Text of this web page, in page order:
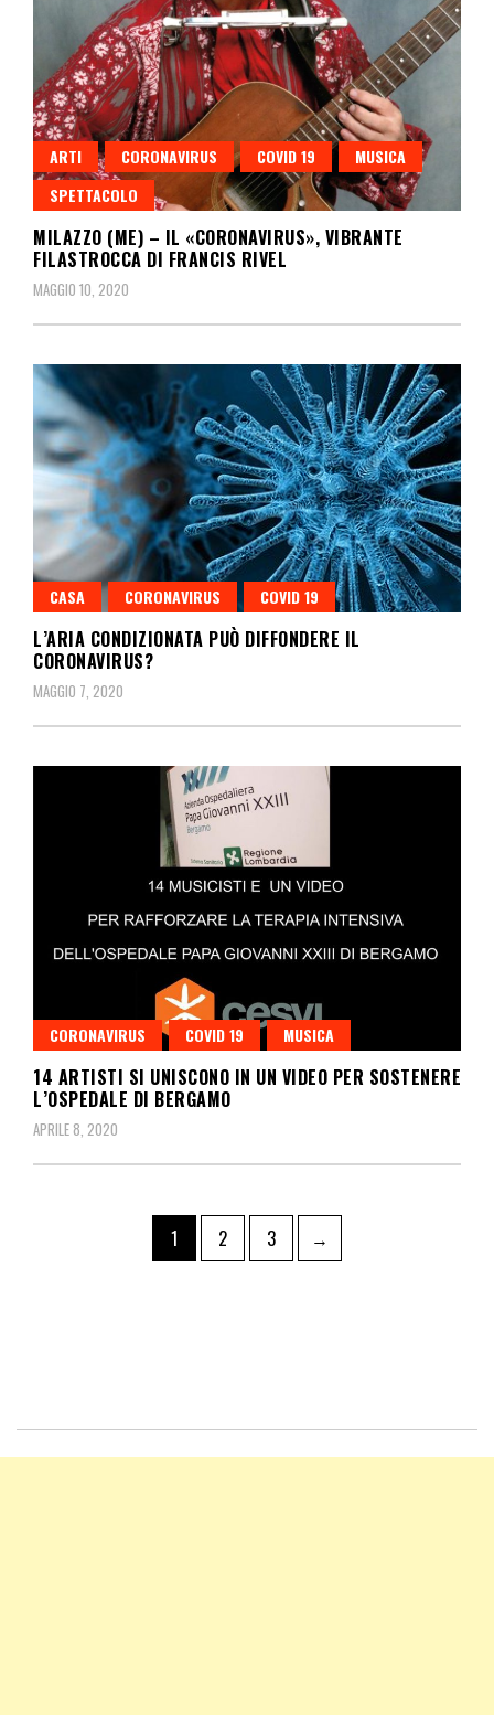
ARTI CORONAVIRUS COVID 19
MUSICA
SPETTACOLO
MILAZZO (ME) – IL «CORONAVIRUS», VIBRANTE
FILASTROCCA DI FRANCIS RIVEL
MAGGIO 10, 2020
CASA CORONAVIRUS COVID 19
L’ARIA CONDIZIONATA PUÒ DIFFONDERE IL
CORONAVIRUS?
MAGGIO 7, 2020
CORONAVIRUS COVID 19 MUSICA
14 ARTISTI SI UNISCONO IN UN VIDEO PER SOSTENERE
L’OSPEDALE DI BERGAMO
APRILE 8, 2020
1 2 3 →